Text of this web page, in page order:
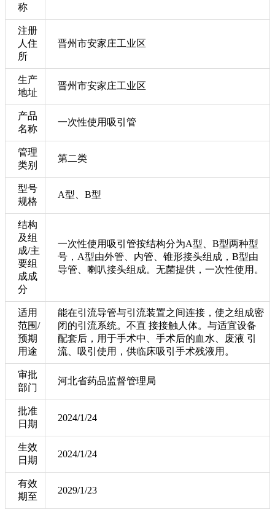
称
注册
人住
所
晋州市安家庄工业区
生产
地址
晋州市安家庄工业区
产品
名称
一次性使用吸引管
管理
类别
第二类
型号
规格
A型、B型
结构
及组
成/主
要组
成成
分
一次性使用吸引管按结构分为A型、B型两种型
号，A型由外管、内管、锥形接头组成，B型由
导管、喇叭接头组成。无菌提供，一次性使用。
适用
范围/
预期
用途
能在引流导管与引流装置之间连接，使之组成密
闭的引流系统。不直 接接触人体。与适宜设备
配套后，用于手术中、手术后的血水、废液 引
流、吸引使用，供临床吸引手术残液用。
审批
部门
河北省药品监督管理局
批准
日期
2024/1/24
生效
日期
2024/1/24
有效
期至
2029/1/23